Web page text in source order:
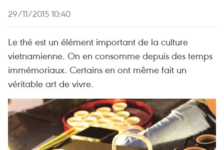
29/11/2015 10:40
Le thé est un élément important de la culture
vietnamienne. On en consomme depuis des temps
immémoriaux. Certains en ont même fait un
véritable art de vivre.